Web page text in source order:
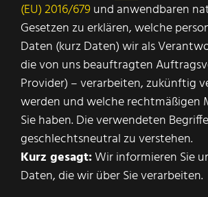
(EU) 2016/679und anwendbaren
Gesetzen zu erklären, welche
Daten (kurz Daten) wir als
die von uns beauftragten
Provider) – verarbeiten, zukünftig
werden und welche rechtmäßigen
Sie haben. Die verwendeten
geschlechtsneutral zu verstehen.
Kurz gesagt:Wir informieren Sie
Daten, die wir über Sie verarbeiten.